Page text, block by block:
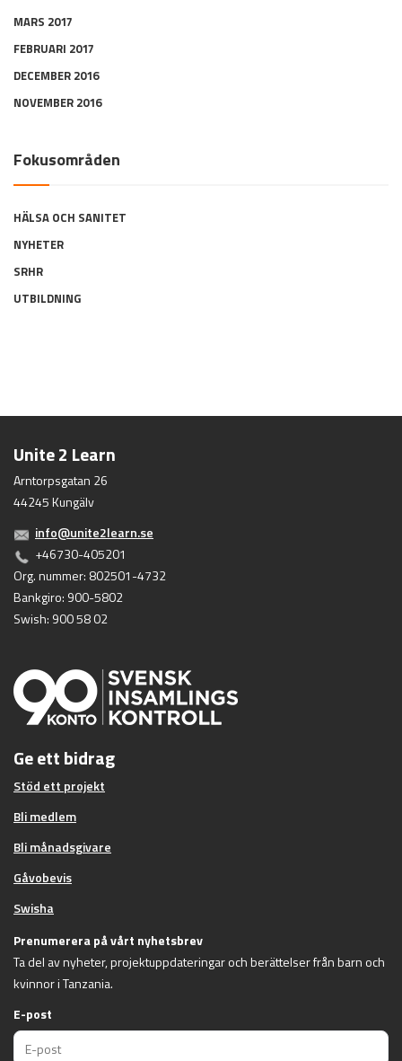
MARS 2017
FEBRUARI 2017
DECEMBER 2016
NOVEMBER 2016
Fokusområden
HÄLSA OCH SANITET
NYHETER
SRHR
UTBILDNING
Unite 2 Learn
Arntorpsgatan 26
44245 Kungälv
info@unite2learn.se
+46730-405201
Org. nummer: 802501-4732
Bankgiro: 900-5802
Swish: 900 58 02
Ge ett bidrag
Stöd ett projekt
Bli medlem
Bli månadsgivare
Gåvobevis
Swisha
Prenumerera på vårt nyhetsbrev
Ta del av nyheter, projektuppdateringar och berättelser från barn och
kvinnor i Tanzania.
E-post